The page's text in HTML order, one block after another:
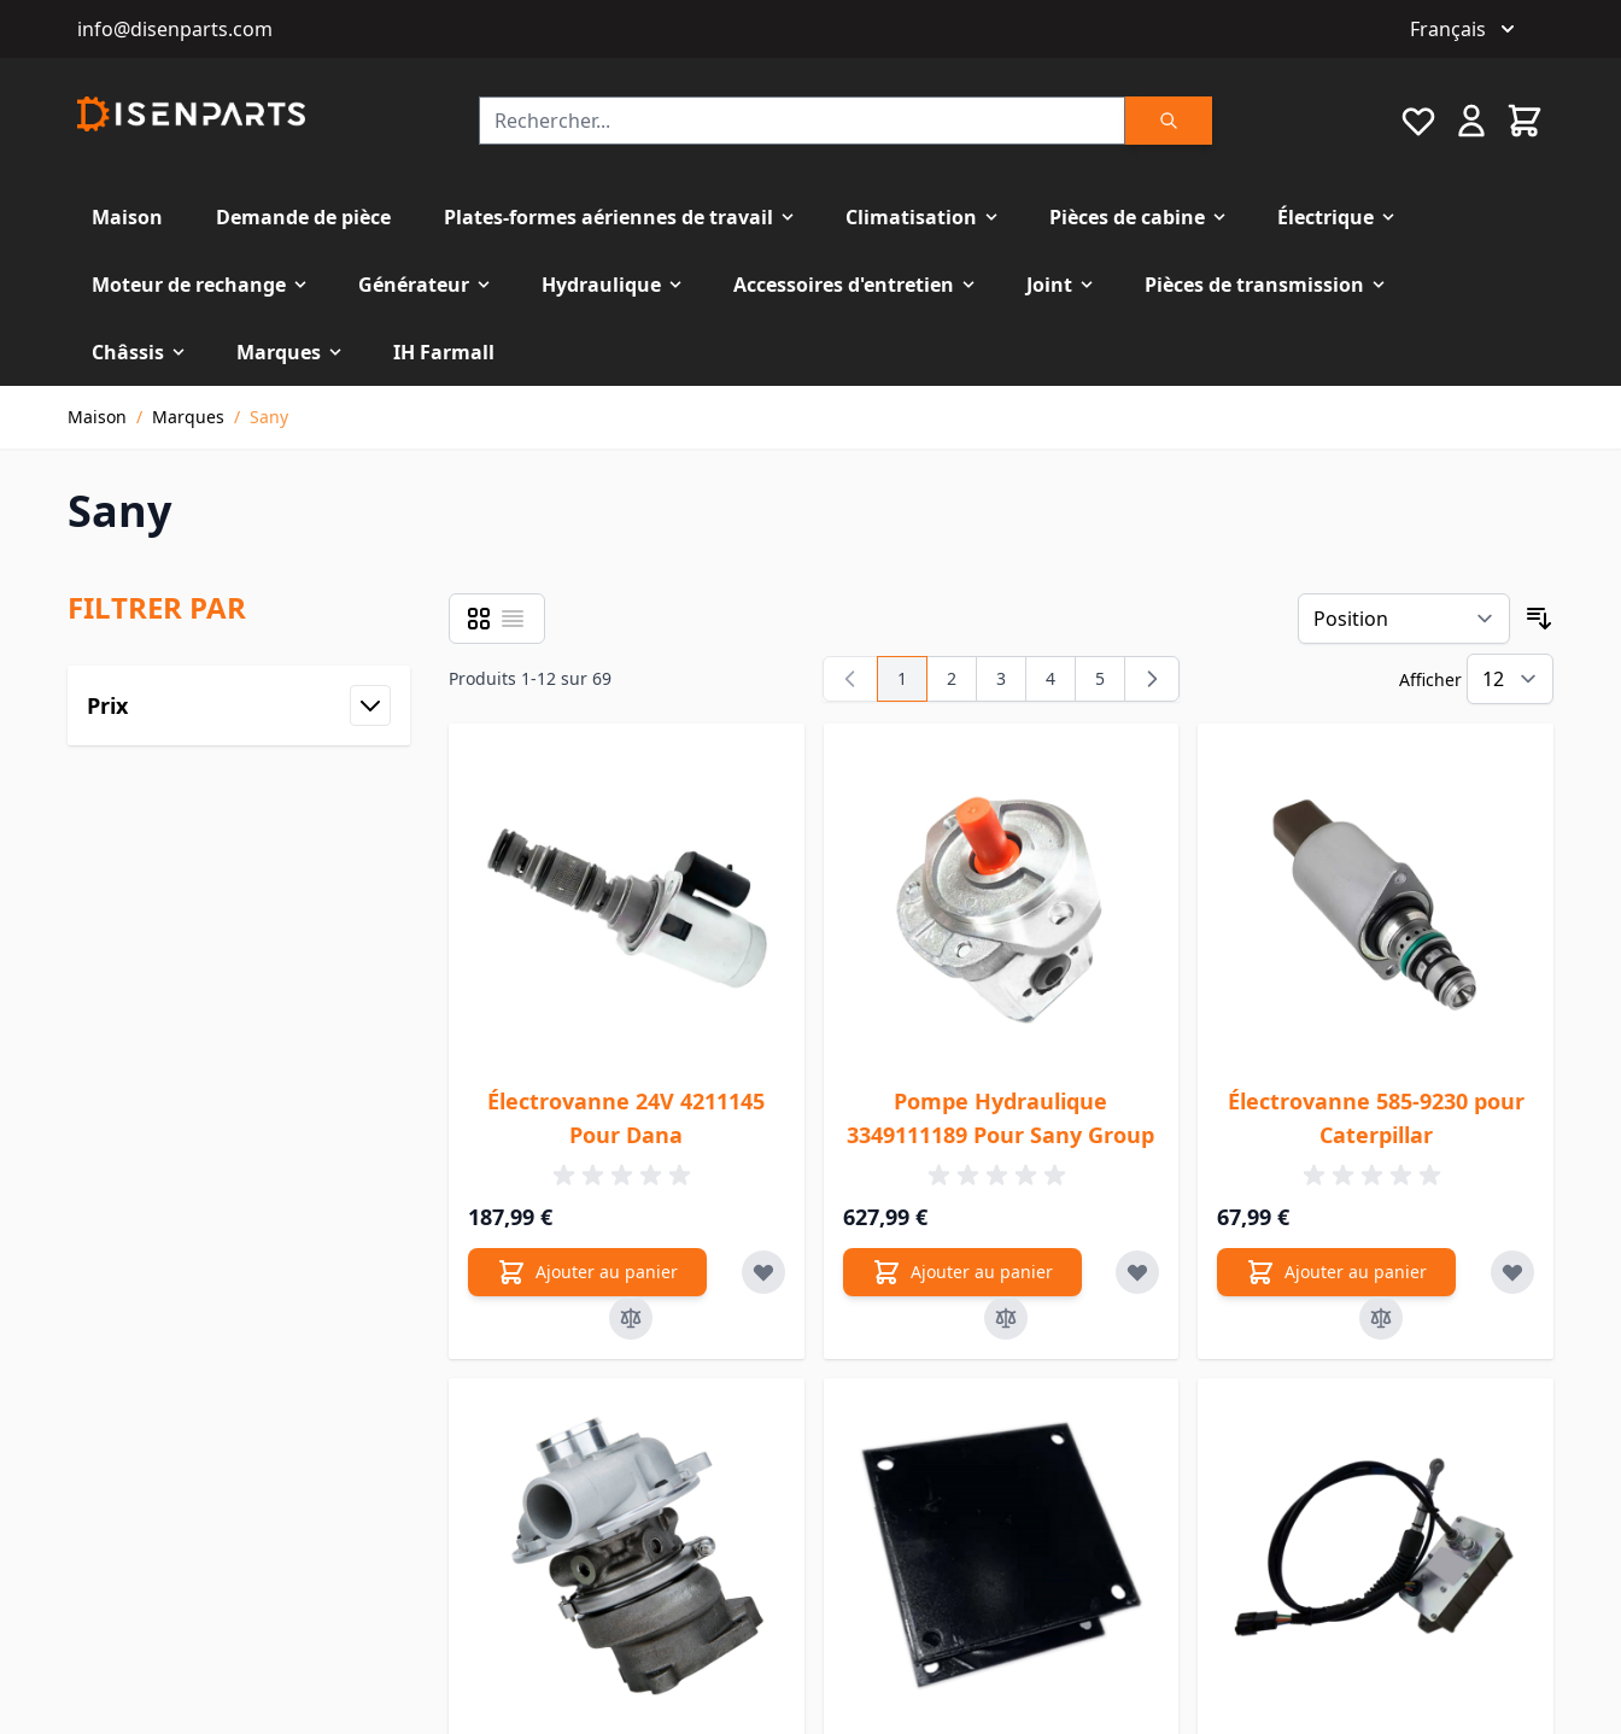
info@disenparts.com Français
Rechercher
Favourite Cart
Maison Demande de pièce Plates-formes aériennes de travail Climatisation Pièces de cabine Électrique
Moteur de rechange Générateur Hydraulique Accessoires d'entretien Joint Pièces de transmission
Châssis Marques
IH Farmall
Maison / Marques / Sany
Sany
FILTRER PAR
Prix
Afficher en
GrilleListe
Produits 1-12 sur 69 Vous lisez actuellement la page
1 Page
2 Page
3 Page
4 Page
5 Afficher
Électrovanne 24V 4211145
Pour Dana
187,99 €
Ajouter au panier
Pompe Hydraulique
3349111189 Pour Sany Group
627,99 €
Ajouter au panier
Électrovanne 585-9230 pour
Caterpillar
67,99 €
Ajouter au panier